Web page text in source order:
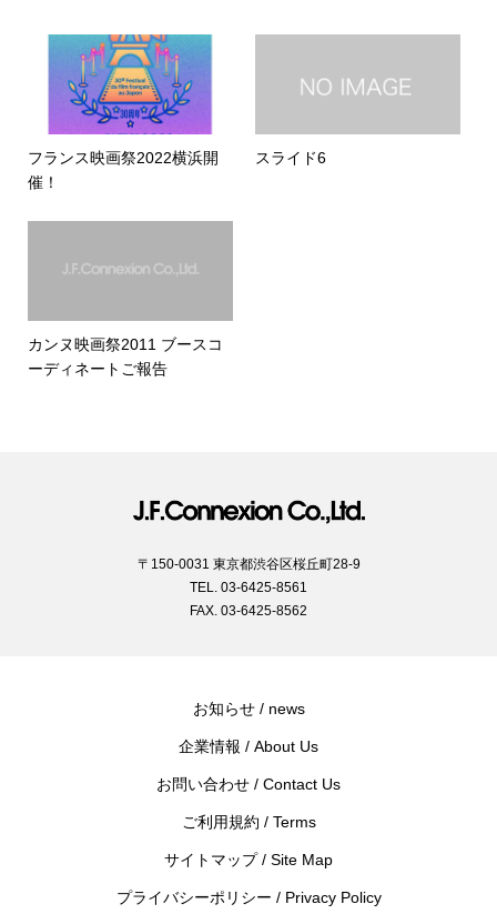
フランス映画祭2022横浜開
催！
スライド6
カンヌ映画祭2011 ブースコ
ーディネートご報告
〒150-0031 東京都渋谷区桜丘町28-9
TEL. 03-6425-8561
FAX. 03-6425-8562
お知らせ / news
企業情報 / About Us
お問い合わせ / Contact Us
ご利用規約 / Terms
サイトマップ / Site Map
プライバシーポリシー / Privacy Policy